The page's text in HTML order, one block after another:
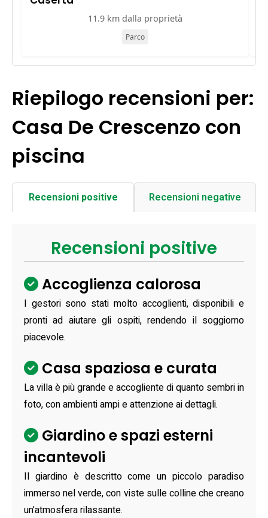
11.9 km dalla proprietà
Parco
Riepilogo recensioni per:
Casa De Crescenzo con
piscina
Recensioni positive Recensioni negative
Recensioni positive
Accoglienza calorosa
I gestori sono stati molto accoglienti, disponibili e
pronti ad aiutare gli ospiti, rendendo il soggiorno
piacevole.
Casa spaziosa e curata
La villa è più grande e accogliente di quanto sembri in
foto, con ambienti ampi e attenzione ai dettagli.
Giardino e spazi esterni
incantevoli
Il giardino è descritto come un piccolo paradiso
immerso nel verde, con viste sulle colline che creano
un’atmosfera rilassante.